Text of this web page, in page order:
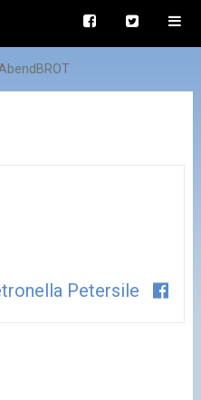
AbendBROT
Petersile